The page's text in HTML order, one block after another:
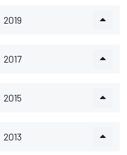
2019
2017
2015
2013